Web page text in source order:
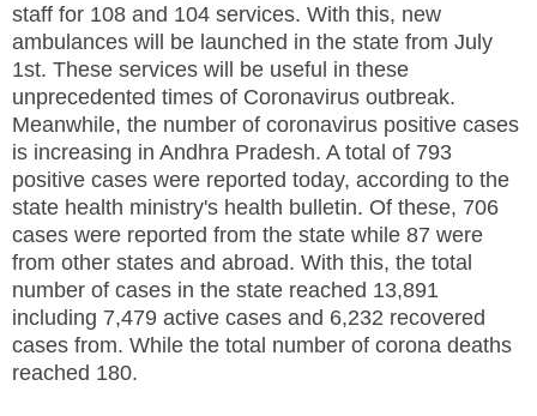
staff for 108 and 104 services. With this, new
ambulances will be launched in the state from July
1st. These services will be useful in these
unprecedented times of Coronavirus outbreak.
Meanwhile, the number of coronavirus positive cases
is increasing in Andhra Pradesh. A total of 793
positive cases were reported today, according to the
state health ministry's health bulletin. Of these, 706
cases were reported from the state while 87 were
from other states and abroad. With this, the total
number of cases in the state reached 13,891
including 7,479 active cases and 6,232 recovered
cases from. While the total number of corona deaths
reached 180.